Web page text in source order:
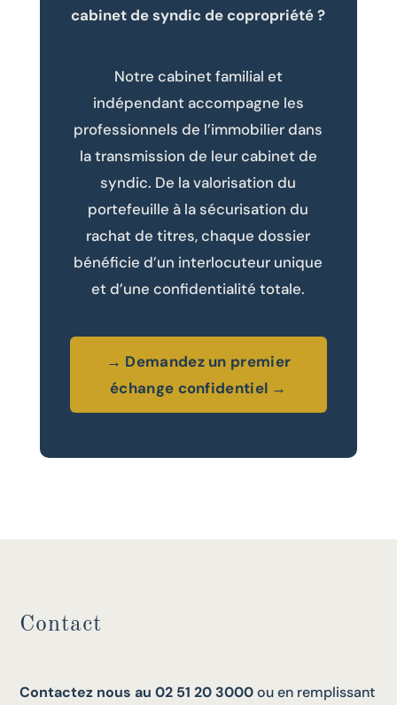
cabinet de syndic de copropriété ?
Notre cabinet familial et
indépendant accompagne les
professionnels de l’immobilier dans
la transmission de leur cabinet de
syndic. De la valorisation du
portefeuille à la sécurisation du
rachat de titres, chaque dossier
bénéficie d’un interlocuteur unique
et d’une confidentialité totale.
→ Demandez un premier
échange confidentiel →
Contact
Contactez nous au 02 51 20 3000ou en remplissant